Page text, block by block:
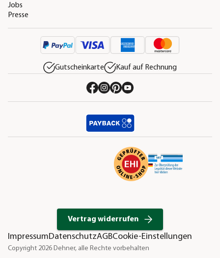
Jobs
Presse
Gutscheinkarte Kauf auf Rechnung
Vertrag widerrufen
ImpressumDatenschutzAGBCookie-Einstellungen
Copyright 2026 Dehner, alle Rechte vorbehalten